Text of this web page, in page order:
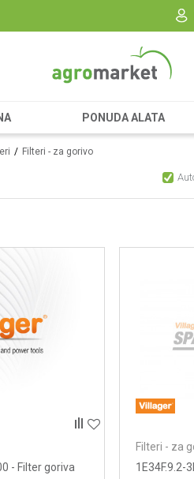
PONUDA ALATA
Filteri - za gorivo
- Filter goriva
Filteri - za
1E34F.9.2-